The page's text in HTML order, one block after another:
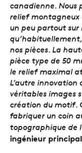
canadienne. Nous
relief montagneux
un peu partout sur
nos pièces. La
pièce type de 50
le relief maximal
L’autre innovation
véritables images
création du motif.
fabriquer un coin
topographique de
ingénieur